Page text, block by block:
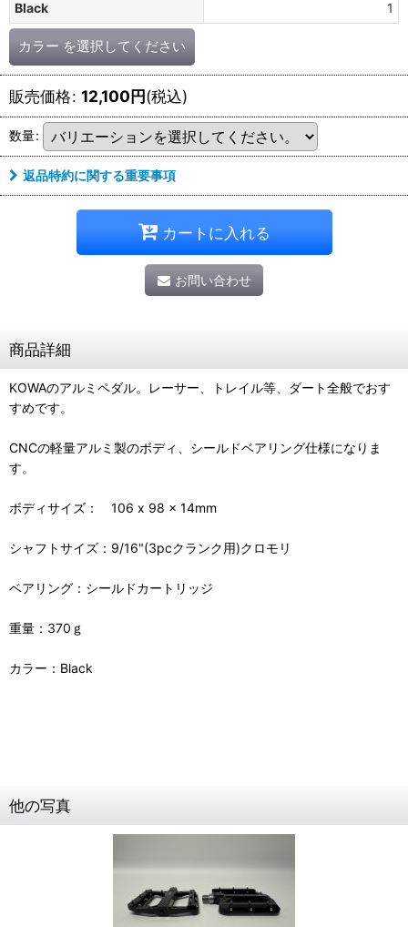
Black
1
カラー を選択してください
販売価格: 12,100円(税込)
数量:
返品特約に関する重要事項
カートに入れる
お問い合わせ
商品詳細
KOWAのアルミペダル。レーサー、トレイル等、ダート全般でおす
すめです。
CNCの軽量アルミ製のボディ、シールドベアリング仕様になりま
す。
ボディサイズ： 106 x 98 x 14mm
シャフトサイズ：9/16"(3pcクランク用)クロモリ
ベアリング：シールドカートリッジ
重量：370ｇ
カラー：Black
他の写真